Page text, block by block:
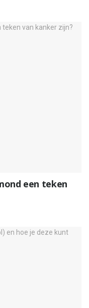
een teken